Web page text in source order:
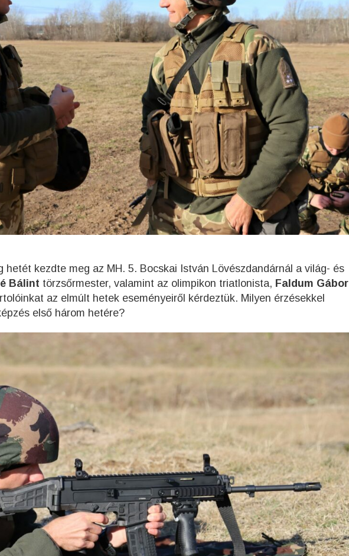
hetét kezdte meg az MH. 5. Bocskai István Lövészdandárnál a világ- és
Bálint törzsőrmester, valamint az olimpikon triatlonista, Faldum Gábor
az elmúlt hetek eseményeiről kérdeztük. Milyen érzésekkel
első három hetére?